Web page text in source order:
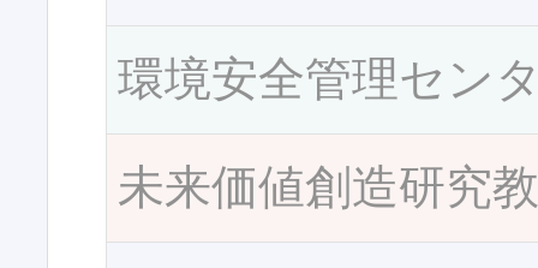
環境安全管理セン
未来価値創造研究